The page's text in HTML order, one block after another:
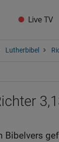
Live TV
Lutherbibel
Bibelvers